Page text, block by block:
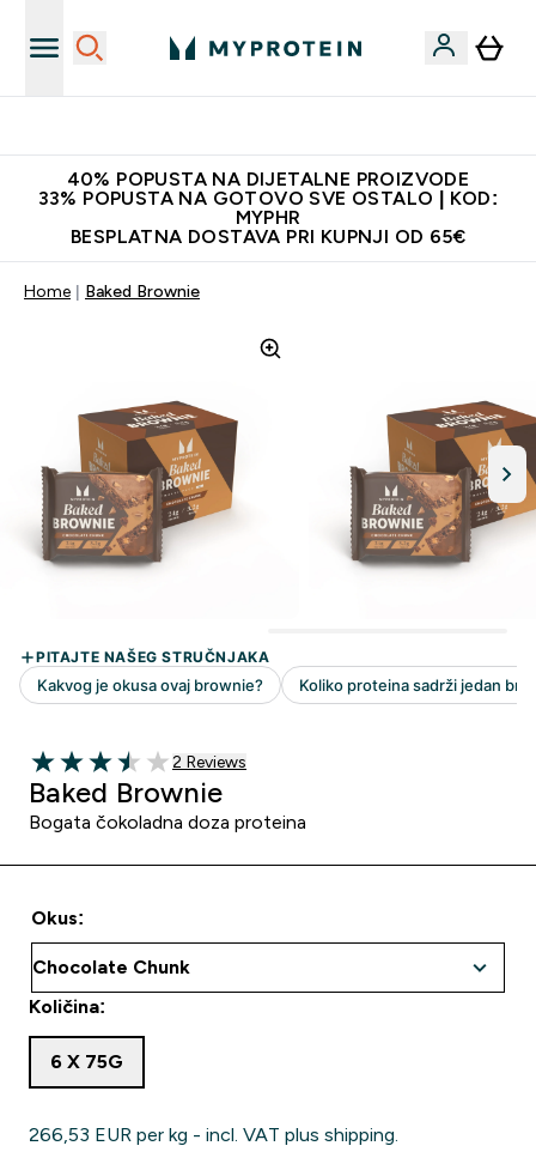
40% POPUSTA NA DIJETALNE PROIZVODE
33% POPUSTA NA GOTOVO SVE OSTALO | KOD:
MYPHR
BESPLATNA DOSTAVA PRI KUPNJI OD 65€
Home Baked Brownie
3.5 out of 5 stars
2 customer reviews
2 Reviews
Baked Brownie
Bogata čokoladna doza proteina
Okus:
Količina:
6 X 75G
266,53 EUR‎ per kg - incl. VAT plus shipping.